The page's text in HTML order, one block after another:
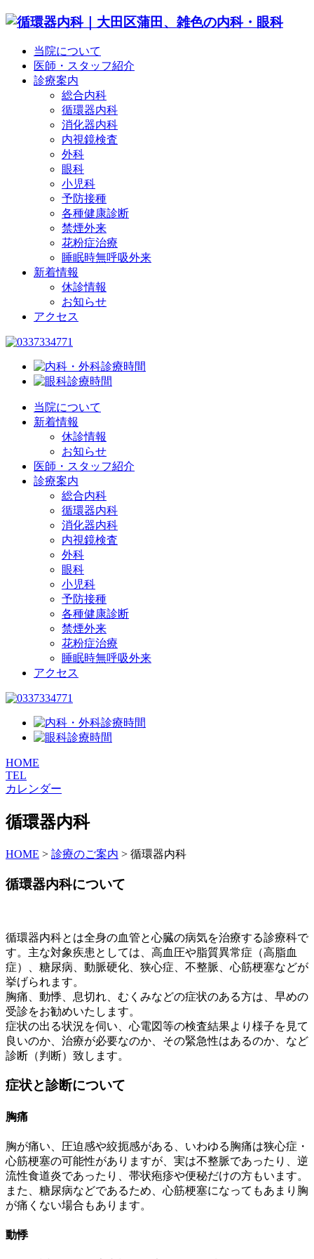
当院について
医師・スタッフ紹介
診療案内
総合内科
循環器内科
消化器内科
内視鏡検査
外科
眼科
小児科
予防接種
各種健康診断
禁煙外来
花粉症治療
睡眠時無呼吸外来
新着情報
休診情報
お知らせ
アクセス
当院について
新着情報
休診情報
お知らせ
医師・スタッフ紹介
診療案内
総合内科
循環器内科
消化器内科
内視鏡検査
外科
眼科
小児科
予防接種
各種健康診断
禁煙外来
花粉症治療
睡眠時無呼吸外来
アクセス
HOME
TEL
カレンダー
循環器内科
HOME > 診療のご案内 > 循環器内科
循環器内科について
循環器内科とは全身の血管と心臓の病気を治療する診療科で
す。主な対象疾患としては、高血圧や脂質異常症（高脂血
症）、糖尿病、動脈硬化、狭心症、不整脈、心筋梗塞などが
挙げられます。
胸痛、動悸、息切れ、むくみなどの症状のある方は、早めの
受診をお勧めいたします。
症状の出る状況を伺い、心電図等の検査結果より様子を見て
良いのか、治療が必要なのか、その緊急性はあるのか、など
診断（判断）致します。
症状と診断について
胸痛
胸が痛い、圧迫感や絞扼感がある、いわゆる胸痛は狭心症・
心筋梗塞の可能性がありますが、実は不整脈であったり、逆
流性食道炎であったり、帯状疱疹や便秘だけの方もいます。
また、糖尿病などであるため、心筋梗塞になってもあまり胸
が痛くない場合もあります。
動悸